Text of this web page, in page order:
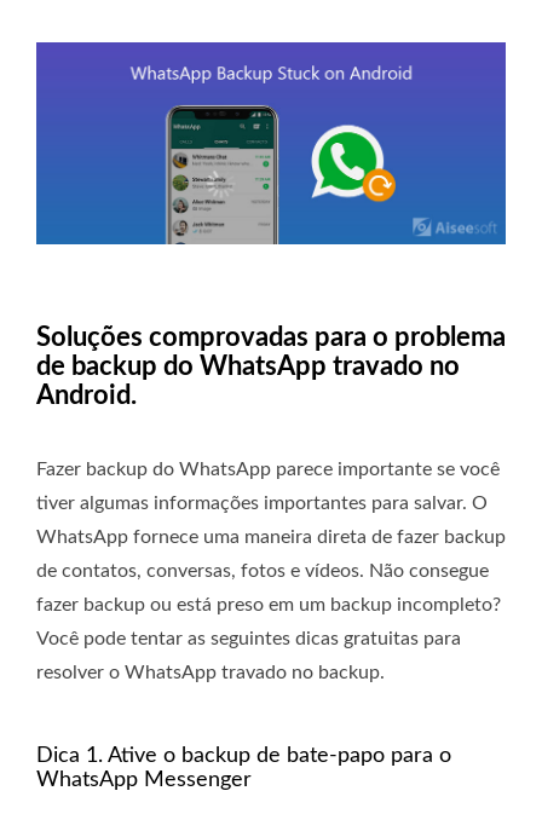
Soluções comprovadas para o problema
de backup do WhatsApp travado no
Android.
Fazer backup do WhatsApp parece importante se você
tiver algumas informações importantes para salvar. O
WhatsApp fornece uma maneira direta de fazer backup
de contatos, conversas, fotos e vídeos. Não consegue
fazer backup ou está preso em um backup incompleto?
Você pode tentar as seguintes dicas gratuitas para
resolver o WhatsApp travado no backup.
Dica 1. Ative o backup de bate-papo para o
WhatsApp Messenger